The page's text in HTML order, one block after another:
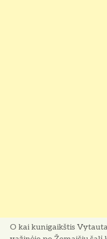
O kai kunigaikštis